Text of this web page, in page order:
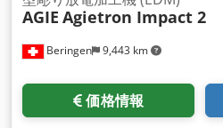
Beringen 9,443 km
AGIE Agietron Impact 2
価格情報